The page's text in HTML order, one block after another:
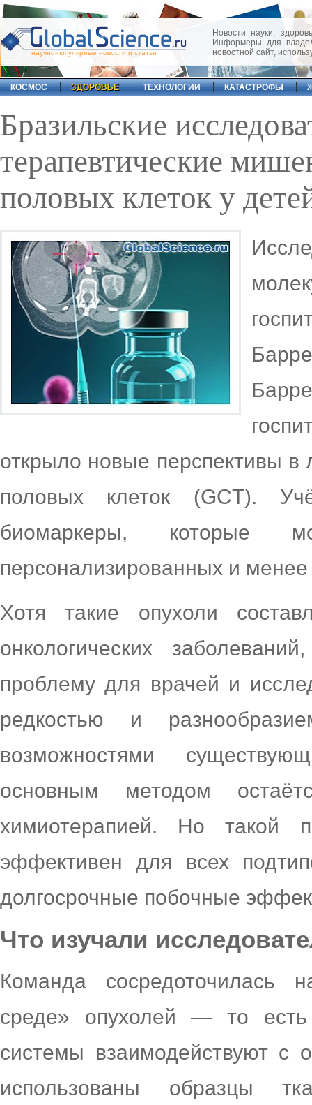
научно-популярные новости и статьи
Новости науки,
Информеры для
новостной сайт,
КОСМОС ЗДОРОВЬЕ ТЕХНОЛОГИИ КАТАСТРОФЫ
Бразильские
терапевтические
половых клеток у
открыло новые перспективы в
половых клеток (GCT).
биомаркеры, которые
персонализированных и
Хотя такие опухоли
онкологических
проблему для врачей и
редкостью и
возможностями
основным методом
химиотерапией. Но такой
эффективен для всех
долгосрочные побочные
Что изучали
Команда сосредоточилась
среде» опухолей — то
системы взаимодействуют с
использованы образцы